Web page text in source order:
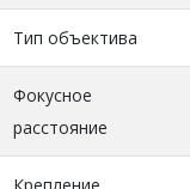
Тип объектива
Фокусное
расстояние
Крепление